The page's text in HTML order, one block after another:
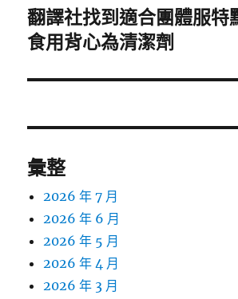
下
一
文
翻譯社找到適合團體服特
食用背心為清潔劑
彙整
2026 年 7 月
2026 年 6 月
2026 年 5 月
2026 年 4 月
2026 年 3 月